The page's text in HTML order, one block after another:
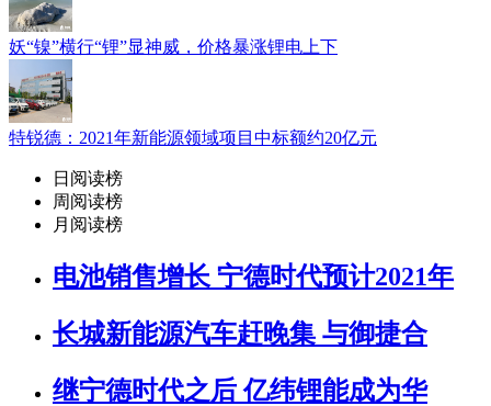
妖“镍”横行“锂”显神威，价格暴涨锂电上下
特锐德：2021年新能源领域项目中标额约20亿元
日阅读榜
周阅读榜
月阅读榜
电池销售增长 宁德时代预计2021年
长城新能源汽车赶晚集 与御捷合
继宁德时代之后 亿纬锂能成为华